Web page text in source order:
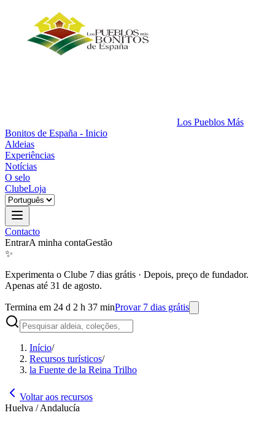
Los Pueblos Más
Bonitos de España - Inicio
Aldeias
Experiências
Notícias
O selo
ClubeLoja
Contacto
EntrarA minha contaGestão
✨
Experimenta o Clube 7 dias grátis · Depois, preço de fundador.
Apenas até 31 de agosto.
Termina em 24 d 2 h 37 minProvar 7 dias grátis
Início/
Recursos turísticos/
la Fuente de la Reina Trilho
Voltar aos recursos
Huelva / Andalucía